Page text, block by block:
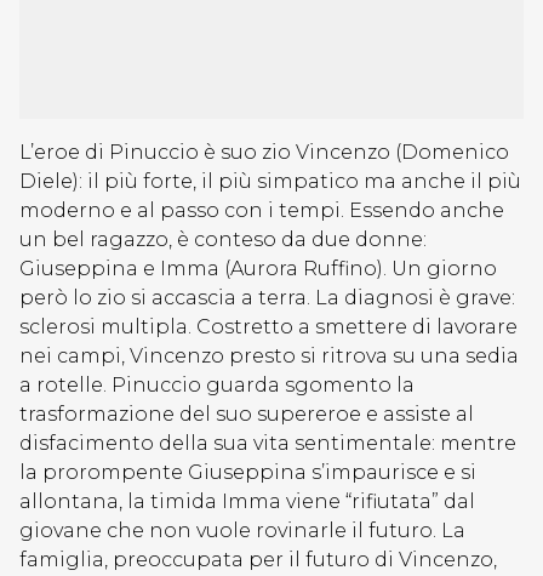
L’eroe di Pinuccio è suo zio Vincenzo (Domenico
Diele): il più forte, il più simpatico ma anche il più
moderno e al passo con i tempi. Essendo anche
un bel ragazzo, è conteso da due donne:
Giuseppina e Imma (Aurora Ruffino). Un giorno
però lo zio si accascia a terra. La diagnosi è grave:
sclerosi multipla. Costretto a smettere di lavorare
nei campi, Vincenzo presto si ritrova su una sedia
a rotelle. Pinuccio guarda sgomento la
trasformazione del suo supereroe e assiste al
disfacimento della sua vita sentimentale: mentre
la prorompente Giuseppina s’impaurisce e si
allontana, la timida Imma viene “rifiutata” dal
giovane che non vuole rovinarle il futuro. La
famiglia, preoccupata per il futuro di Vincenzo,